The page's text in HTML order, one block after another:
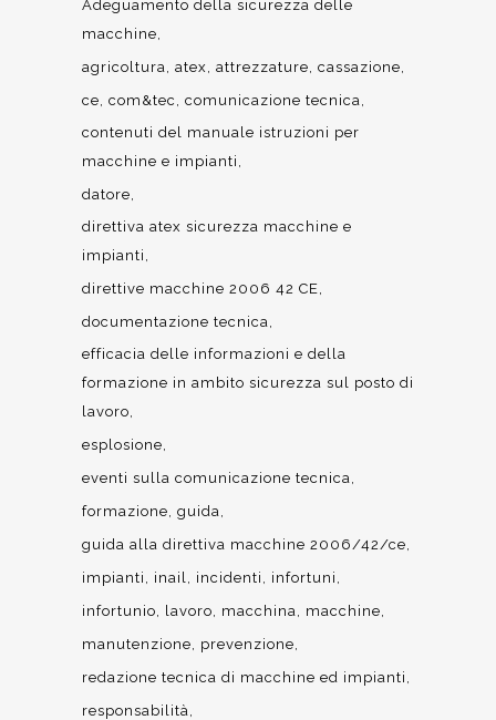
Adeguamento della sicurezza delle
macchine
agricoltura atex attrezzature cassazione
ce com&tec
comunicazione tecnica
contenuti del manuale istruzioni per
macchine e impianti
datore
direttiva atex sicurezza macchine e
impianti
direttive macchine 2006 42 CE
documentazione tecnica
efficacia delle informazioni e della
formazione in ambito sicurezza sul posto di
lavoro
esplosione
eventi sulla comunicazione tecnica
formazione guida
guida alla direttiva macchine 2006/42/ce
impianti
inail incidenti
infortuni
infortunio
lavoro macchina
macchine
manutenzione
prevenzione
redazione tecnica di macchine ed impianti
responsabilità